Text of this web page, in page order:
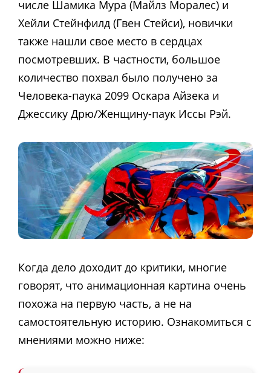
числе Шамика Мура (Майлз Моралес) и
Хейли Стейнфилд (Гвен Стейси), новички
также нашли свое место в сердцах
посмотревших. В частности, большое
количество похвал было получено за
Человека-паука 2099 Оскара Айзека и
Джессику Дрю/Женщину-паук Иссы Рэй.
Когда дело доходит до критики, многие
говорят, что анимационная картина очень
похожа на первую часть, а не на
самостоятельную историю. Ознакомиться с
мнениями можно ниже: